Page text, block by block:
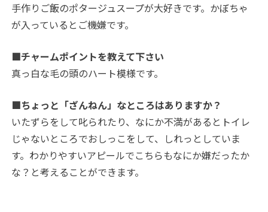
手作りご飯のポタージュスープが大好きです。かぼちゃ
が入っているとご機嫌です。
■チャームポイントを教えて下さい
真っ白な毛の頭のハート模様です。
■ちょっと「ざんねん」なところはありますか？
いたずらをして叱られたり、なにか不満があるとトイレ
じゃないところでおしっこをして、しれっとしていま
す。わかりやすいアピールでこちらもなにか嫌だったか
な？と考えることができます。